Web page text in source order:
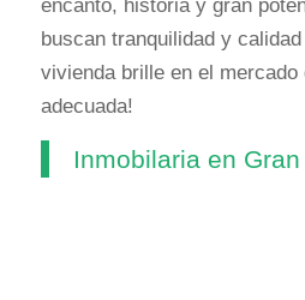
encanto, historia y gran
buscan tranquilidad y
vivienda brille en el mercado
adecuada!
Inmobilaria en